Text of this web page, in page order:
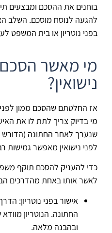
בוחנים את ההסכם ומבצעים
להגעה לנוסח מוסכם. השלב
בפני נוטריון או בית המשפט
מי מאשר הסכם
נישואין?
אז החלטתם שהסכם ממון לפני
מי בדיוק צריך לתת לו את
שנערך לאחר החתונה (הדורש
לפני נישואין מאפשר גמישות
כדי להעניק להסכם תוקף
לאשר אותו באחת מהדרכים
אישור בפני נוטריון:
החתונה. הנוטריון
ובהבנה מלאה.